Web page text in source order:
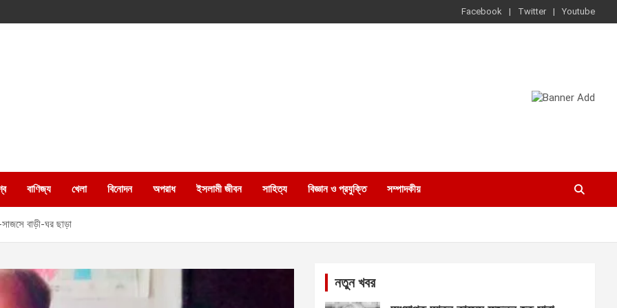
Facebook Twitter Youtube
বাণিজ্য খেলা বিনোদন অপরাধ ইসলামী জীবন সাহিত্য বিজ্ঞান ও প্রযুক্তি সম্পাদকীয়
বাড়ী-ঘর ছাড়া
নতুন খবর